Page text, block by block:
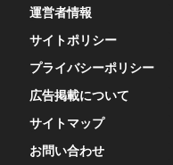
運営者情報
サイトポリシー
プライバシーポリシー
広告掲載について
サイトマップ
お問い合わせ